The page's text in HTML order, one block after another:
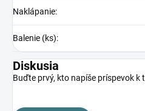
Naklápanie:
Balenie (ks):
Diskusia
Buďte prvý, kto napíše príspevok k